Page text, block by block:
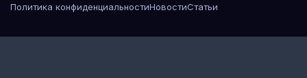
Политика конфиденциальностиНовостиСтатьи